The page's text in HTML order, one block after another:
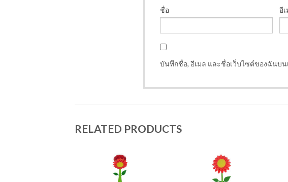
ชื่อ อี
บันทึกชื่อ, อีเมล และชื่อเว็บไซต์ของฉันบ
RELATED PRODUCTS